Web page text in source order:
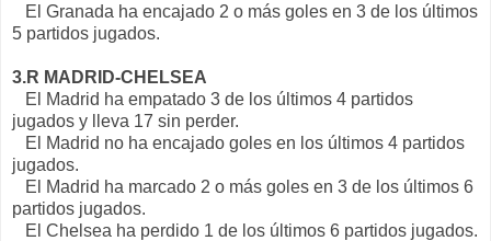
El Granada ha encajado 2 o más goles en 3 de los últimos
5 partidos jugados.
3.R MADRID-CHELSEA
El Madrid ha empatado 3 de los últimos 4 partidos
jugados y lleva 17 sin perder.
El Madrid no ha encajado goles en los últimos 4 partidos
jugados.
El Madrid ha marcado 2 o más goles en 3 de los últimos 6
partidos jugados.
El Chelsea ha perdido 1 de los últimos 6 partidos jugados.